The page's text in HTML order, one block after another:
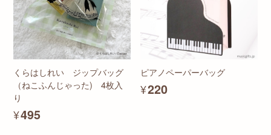
くらはしれい ジップバッグ
（ねこふんじゃった) 4枚入
り
¥495
ピアノペーパーバッグ
¥220